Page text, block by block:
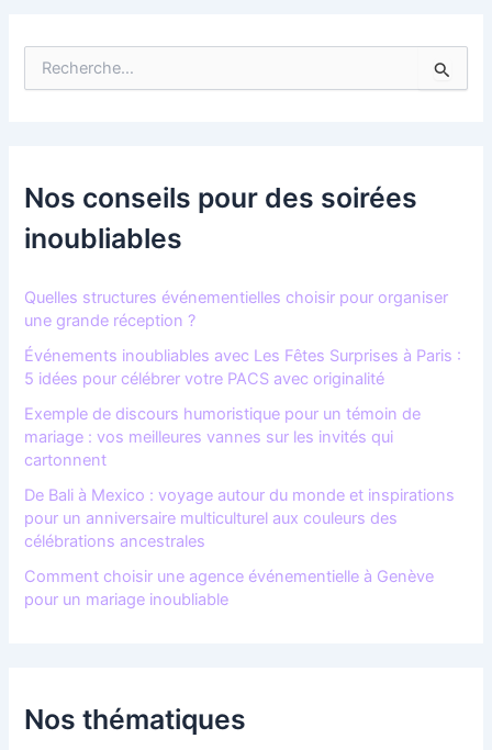
c
h
e
r
:
Nos conseils pour des soirées
inoubliables
Quelles structures événementielles choisir pour organiser
une grande réception ?
Événements inoubliables avec Les Fêtes Surprises à Paris :
5 idées pour célébrer votre PACS avec originalité
Exemple de discours humoristique pour un témoin de
mariage : vos meilleures vannes sur les invités qui
cartonnent
De Bali à Mexico : voyage autour du monde et inspirations
pour un anniversaire multiculturel aux couleurs des
célébrations ancestrales
Comment choisir une agence événementielle à Genève
pour un mariage inoubliable
Nos thématiques